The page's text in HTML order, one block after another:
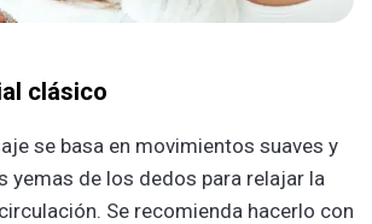
clásico
se basa en movimientos suaves y
yemas de los dedos para relajar la
Se recomienda hacerlo con